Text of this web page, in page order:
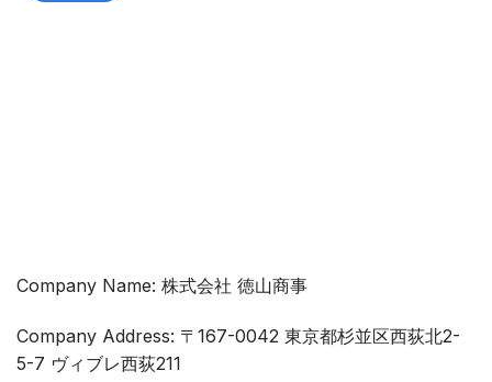
Company Name: 株式会社 徳山商事
Company Address: 〒167-0042 東京都杉並区西荻北2-
5-7 ヴィブレ西荻211